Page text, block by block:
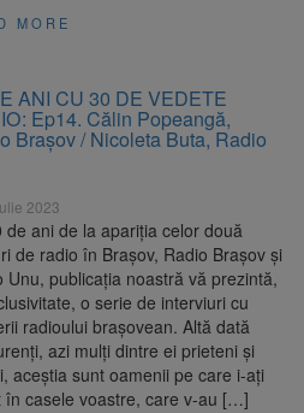
MORE
ANI CU 30 DE VEDETE
Ep14. Călin Popeangă,
Brașov / Nicoleta Buta, Radio
2023
de ani de la apariția celor două
de radio în Brașov, Radio Brașov și
Unu, publicația noastră vă prezintă,
o serie de interviuri cu
radioului brașovean. Altă dată
azi mulți dintre ei prieteni și
aceștia sunt oamenii pe care i-ați
în casele voastre, care v-au […]